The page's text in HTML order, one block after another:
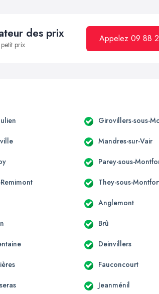
des prix
prix
Appelez 09 88
Girovillers-sous-
Mandres-sur-Vair
Parey-sous-
They-sous-
Anglemont
Brû
Deinvillers
Fauconcourt
Jeanménil